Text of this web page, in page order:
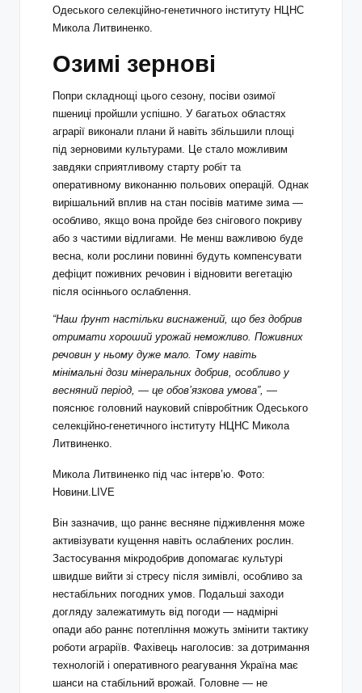
Одеського селекційно-генетичного інституту НЦНС
Микола Литвиненко.
Озимі зернові
Попри складнощі цього сезону, посіви озимої
пшениці пройшли успішно. У багатьох областях
аграрії виконали плани й навіть збільшили площі
під зерновими культурами. Це стало можливим
завдяки сприятливому старту робіт та
оперативному виконанню польових операцій. Однак
вирішальний вплив на стан посівів матиме зима —
особливо, якщо вона пройде без снігового покриву
або з частими відлигами. Не менш важливою буде
весна, коли рослини повинні будуть компенсувати
дефіцит поживних речовин і відновити вегетацію
після осіннього ослаблення.
“Наш ґрунт настільки виснажений, що без добрив
отримати хороший урожай неможливо. Поживних
речовин у ньому дуже мало. Тому навіть
мінімальні дози мінеральних добрив, особливо у
весняний період, — це обов’язкова умова”, —
пояснює головний науковий співробітник Одеського
селекційно-генетичного інституту НЦНС Микола
Литвиненко.
Микола Литвиненко під час інтерв’ю. Фото:
Новини.LIVE
Він зазначив, що раннє весняне підживлення може
активізувати кущення навіть ослаблених рослин.
Застосування мікродобрив допомагає культурі
швидше вийти зі стресу після зимівлі, особливо за
нестабільних погодних умов. Подальші заходи
догляду залежатимуть від погоди — надмірні
опади або раннє потепління можуть змінити тактику
роботи аграріїв. Фахівець наголосив: за дотримання
технологій і оперативного реагування Україна має
шанси на стабільний врожай. Головне — не